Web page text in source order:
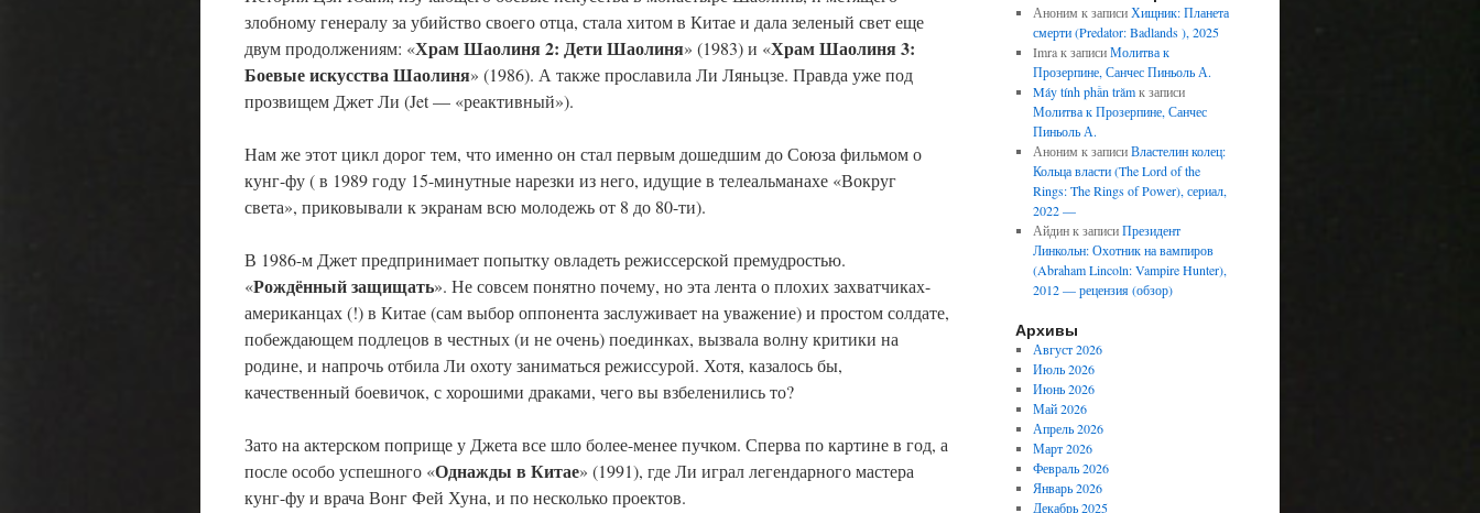
злобному генералу за убийство своего отца, стала хитом в Китае и дала зеленый свет еще
двум продолжениям: «Храм Шаолиня 2: Дети Шаолиня» (1983) и «Храм Шаолиня 3:
Боевые искусства Шаолиня» (1986). А также прославила Ли Ляньцзе. Правда уже под
прозвищем Джет Ли (Jet — «реактивный»).
Нам же этот цикл дорог тем, что именно он стал первым дошедшим до Союза фильмом о
кунг-фу ( в 1989 году 15-минутные нарезки из него, идущие в телеальманахе «Вокруг
света», приковывали к экранам всю молодежь от 8 до 80-ти).
В 1986-м Джет предпринимает попытку овладеть режиссерской премудростью.
«Рождённый защищать». Не совсем понятно почему, но эта лента о плохих захватчиках-
американцах (!) в Китае (сам выбор оппонента заслуживает на уважение) и простом солдате,
побеждающем подлецов в честных (и не очень) поединках, вызвала волну критики на
родине, и напрочь отбила Ли охоту заниматься режиссурой. Хотя, казалось бы,
качественный боевичок, с хорошими драками, чего вы взбеленились то?
Зато на актерском поприще у Джета все шло более-менее пучком. Сперва по картине в год, а
после особо успешного «Однажды в Китае» (1991), где Ли играл легендарного мастера
кунг-фу и врача Вонг Фей Хуна, и по несколько проектов.
Аноним к записиХищник: Планета
смерти (Predator: Badlands ), 2025
Imraк записиМолитва к
Прозерпине, Санчес Пиньоль А.
Máy tính phần trămк записи
Молитва к Прозерпине, Санчес
Пиньоль А.
Аноним к записиВластелин колец:
Кольца власти (The Lord of the
Rings: The Rings of Power), сериал,
2022 —
Айдинк записиПрезидент
Линкольн: Охотник на вампиров
(Abraham Lincoln: Vampire Hunter),
2012 — рецензия (обзор)
Архивы
Август 2026
Июль 2026
Июнь 2026
Май 2026
Апрель 2026
Март 2026
Февраль 2026
Январь 2026
Декабрь 2025